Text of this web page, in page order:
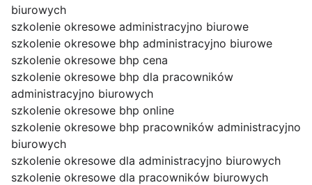
biurowych
szkolenie okresowe administracyjno biurowe
szkolenie okresowe bhp administracyjno biurowe
szkolenie okresowe bhp cena
szkolenie okresowe bhp dla pracowników
administracyjno biurowych
szkolenie okresowe bhp online
szkolenie okresowe bhp pracowników administracyjno
biurowych
szkolenie okresowe dla administracyjno biurowych
szkolenie okresowe dla pracowników biurowych